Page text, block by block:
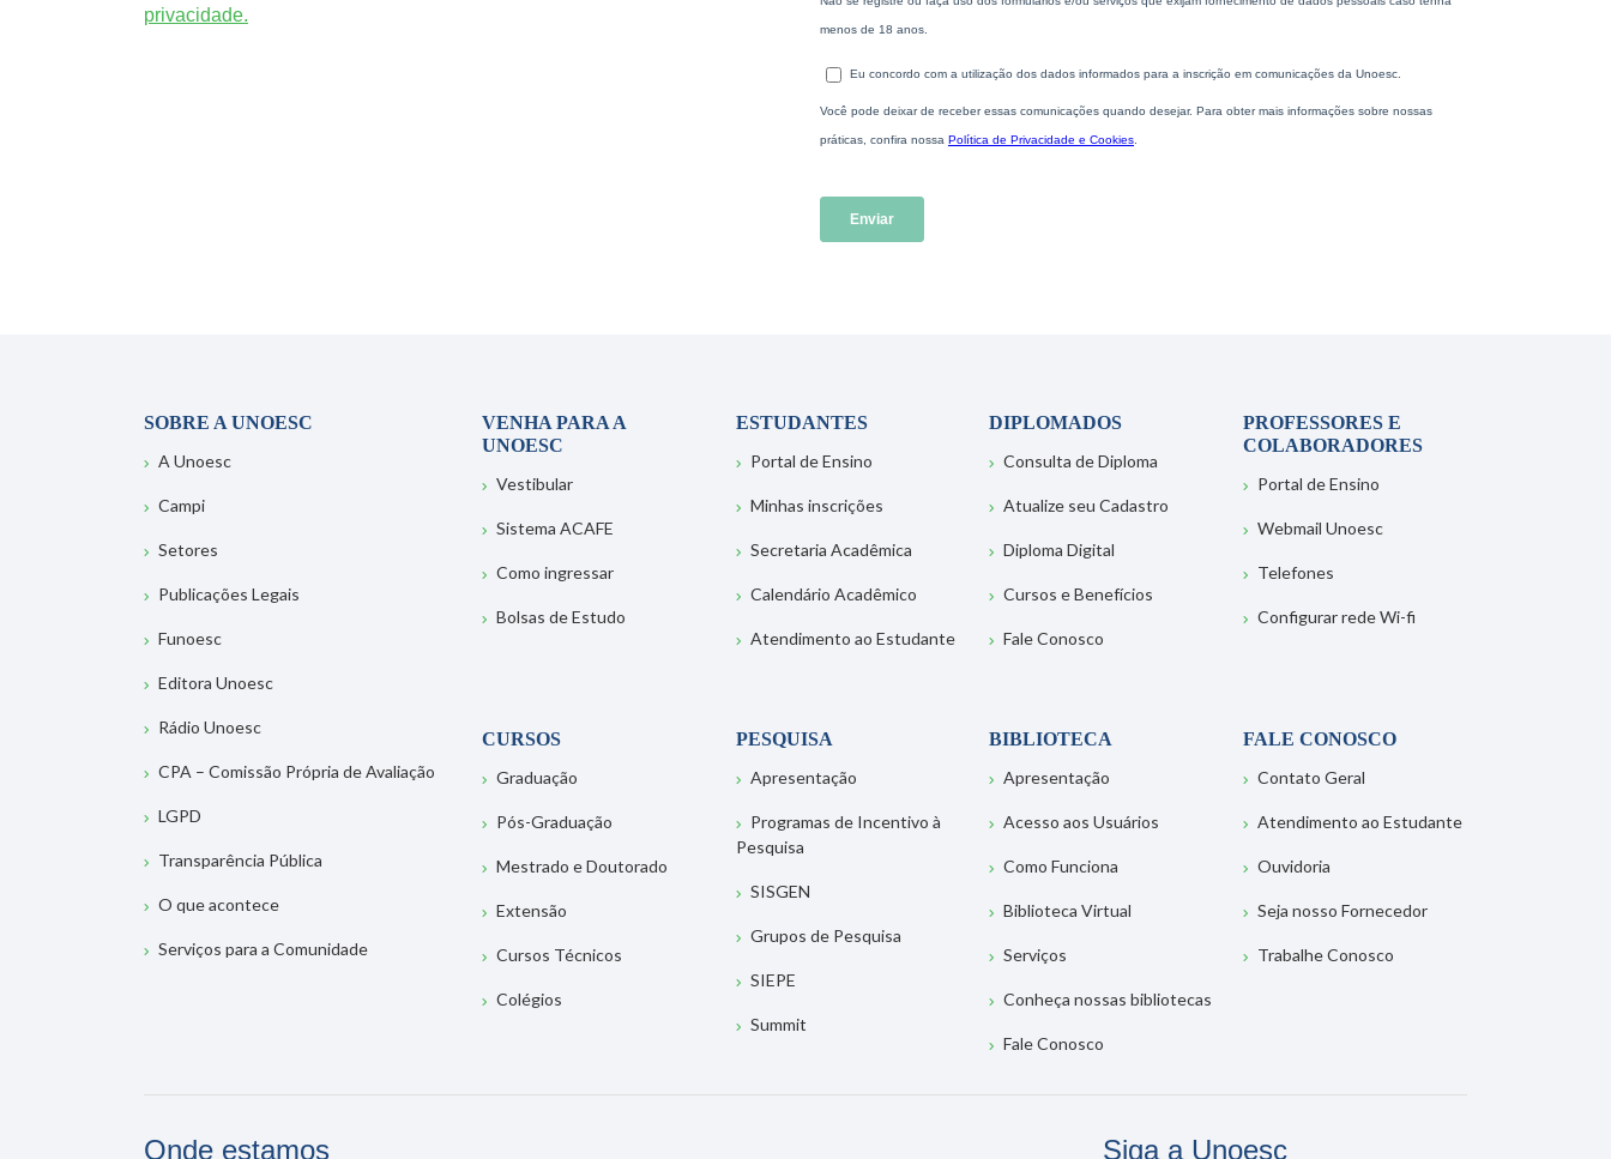
privacidade.
SOBRE A UNOESC
A Unoesc
Campi
Setores
Publicações Legais
Funoesc
Editora Unoesc
Rádio Unoesc
CPA – Comissão Própria de Avaliação
LGPD
Transparência Pública
O que acontece
Serviços para a Comunidade
VENHA PARA A
UNOESC
Vestibular
Sistema ACAFE
Como ingressar
Bolsas de Estudo
ESTUDANTES
Portal de Ensino
Minhas inscrições
Secretaria Acadêmica
Calendário Acadêmico
Atendimento ao Estudante
DIPLOMADOS
Consulta de Diploma
Atualize seu Cadastro
Diploma Digital
Cursos e Benefícios
Fale Conosco
PROFESSORES E
COLABORADORES
Portal de Ensino
Webmail Unoesc
Telefones
Configurar rede Wi-fi
CURSOS
Graduação
Pós-Graduação
Mestrado e Doutorado
Extensão
Cursos Técnicos
Colégios
PESQUISA
Apresentação
Programas de Incentivo à
Pesquisa
SISGEN
Grupos de Pesquisa
SIEPE
Summit
BIBLIOTECA
Apresentação
Acesso aos Usuários
Como Funciona
Biblioteca Virtual
Serviços
Conheça nossas bibliotecas
Fale Conosco
FALE CONOSCO
Contato Geral
Atendimento ao Estudante
Ouvidoria
Seja nosso Fornecedor
Trabalhe Conosco
Onde estamos Siga a Unoesc